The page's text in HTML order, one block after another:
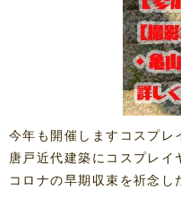
今年も開催しますコスプレ
唐戸近代建築にコスプレイ
コロナの早期収束を祈念し